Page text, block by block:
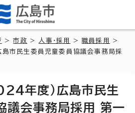
>市政 > 人事・採用 >職員採用
>
市民生委員児童委員協議会事務局採
年度）広島市民生
議会事務局採用 第一